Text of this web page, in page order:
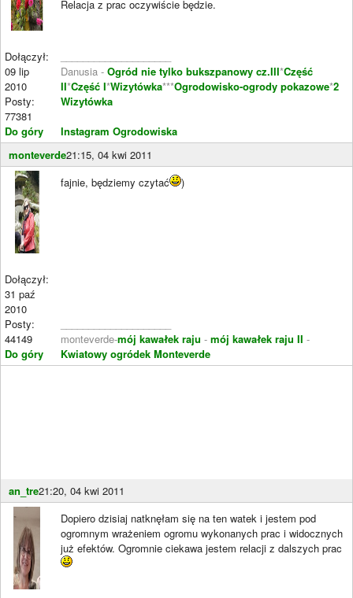
Dołączył:
09 lip
2010
Posty:
77381
Do góry
Relacja z prac oczywiście będzie.
Danusia - Ogród nie tylko bukszpanowy cz.III*Część
II*Część I*Wizytówka***Ogrodowisko-ogrody pokazowe*2
Wizytówka
Instagram Ogrodowiska
monteverde21:15, 04 kwi 2011
Dołączył:
31 paź
2010
Posty:
44149
Do góry
fajnie, będziemy czytać )
monteverde-mój kawałek raju - mój kawałek raju II -
Kwiatowy ogródek Monteverde
an_tre21:20, 04 kwi 2011
Dopiero dzisiaj natknęłam się na ten watek i jestem pod
ogromnym wrażeniem ogromu wykonanych prac i widocznych
już efektów. Ogromnie ciekawa jestem relacji z dalszych prac